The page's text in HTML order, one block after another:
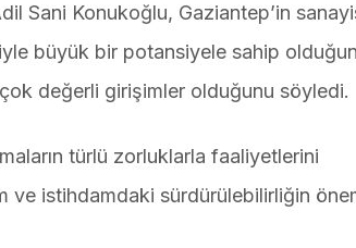
Sani Konukoğlu, Gaziantep’in
büyük bir potansiyele sahip
çok değerli girişimler olduğunu söyledi.
türlü zorluklarla faaliyetlerini
ve istihdamdaki sürdürülebilirliğin